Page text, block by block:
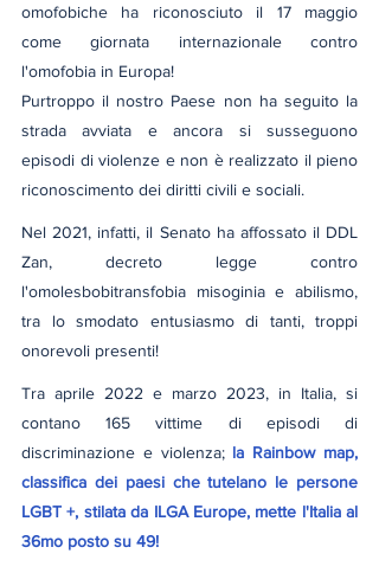
omofobiche ha riconosciuto il 17 maggio
come giornata internazionale contro
l'omofobia in Europa!
Purtroppo il nostro Paese non ha seguito la
strada avviata e ancora si susseguono
episodi di violenze e non è realizzato il pieno
riconoscimento dei diritti civili e sociali.
Nel 2021, infatti, il Senato ha affossato il DDL
Zan, decreto legge contro
l'omolesbobitransfobia misoginia e abilismo,
tra lo smodato entusiasmo di tanti, troppi
onorevoli presenti!
Tra aprile 2022 e marzo 2023, in Italia, si
contano 165 vittime di episodi di
discriminazione e violenza; la Rainbow map,
classifica dei paesi che tutelano le persone
LGBT +, stilata da ILGA Europe, mette l'Italia al
36mo posto su 49!